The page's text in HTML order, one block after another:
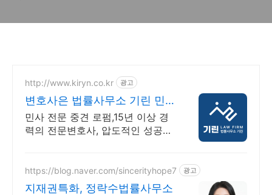
http://www.kiryn.co.kr 광고
변호사은 법률사무소 기린 민
사소송 수많은 승소사례
민사 전문 중견 로펌,15년 이상 경
력의 전문변호사, 압도적인 성공사
무소 기린입니다.
https://blog.naver.com/sincerityhope7 광고
지재권특화, 정락수법률사무소